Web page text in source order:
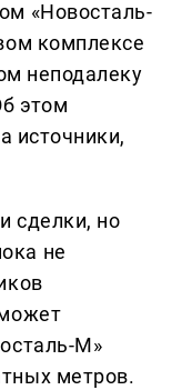
«Новосталь-
комплексе
неподалеку
этом
источники,
сделки, но
не
М»
метров.